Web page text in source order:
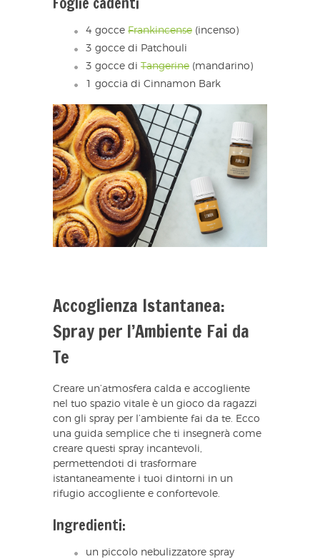
4 gocce Frankincense (incenso)
3 gocce di Patchouli
3 gocce di Tangerine (mandarino)
1 goccia di Cinnamon Bark
Accoglienza Istantanea:
Spray per l’Ambiente Fai da
Te
Creare un’atmosfera calda e accogliente
nel tuo spazio vitale è un gioco da ragazzi
con gli spray per l’ambiente fai da te. Ecco
una guida semplice che ti insegnerà come
creare questi spray incantevoli,
permettendoti di trasformare
istantaneamente i tuoi dintorni in un
rifugio accogliente e confortevole.
Ingredienti:
un piccolo nebulizzatore spray